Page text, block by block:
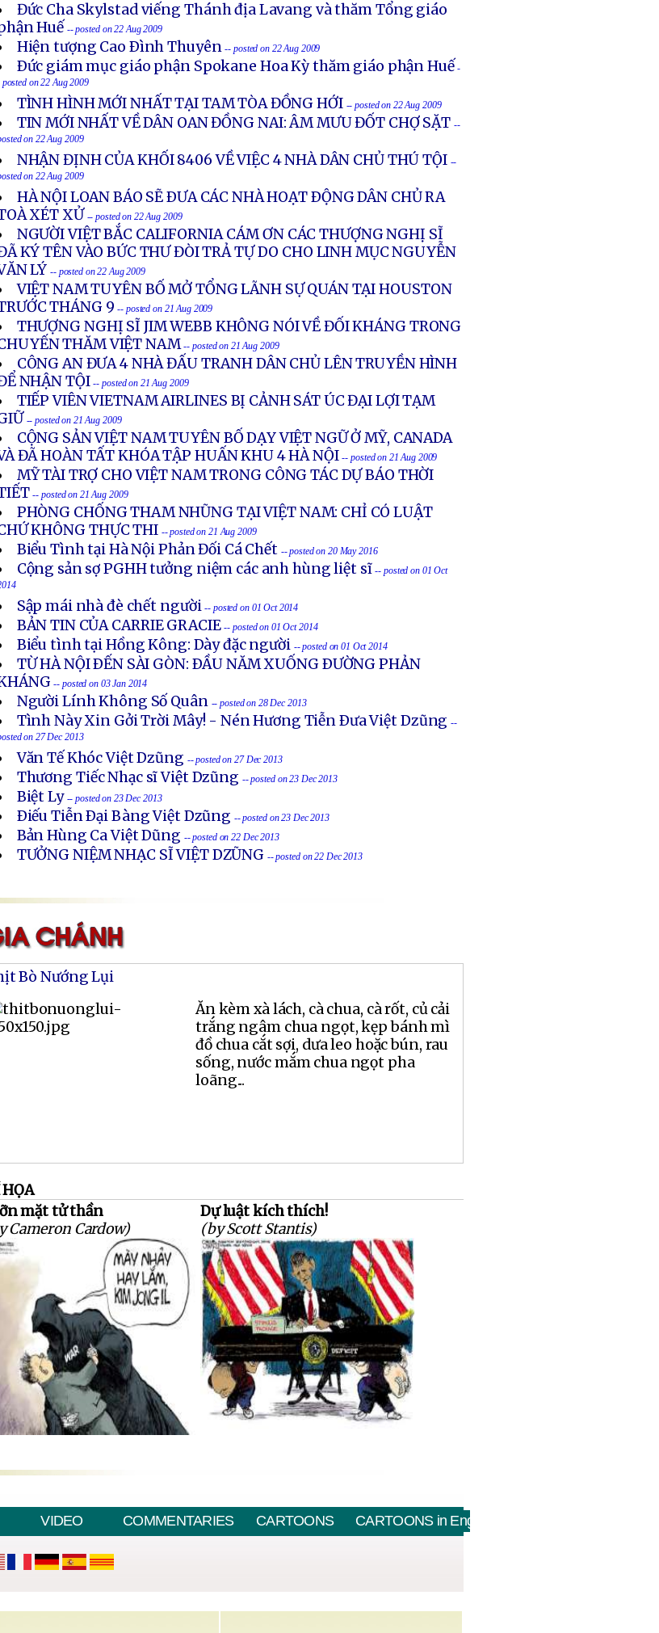
Đức Cha Skylstad viếng Thánh địa Lavang và thăm Tổng giáo
Huế -- posted on 22 Aug 2009
Hiện tượng Cao Ðình Thuyên -- posted on 22 Aug 2009
Ðức giám mục giáo phận Spokane Hoa Kỳ thăm giáo phận Huế -
on 22 Aug 2009
TÌNH HÌNH MỚI NHẤT TẠI TAM TÒA ĐỒNG HỚI -- posted on 22 Aug 2009
TIN MỚI NHẤT VỀ DÂN OAN ĐỒNG NAI: ÂM MƯU ĐỐT CHỢ SẶT --
on 22 Aug 2009
NHẬN ĐỊNH CỦA KHỐI 8406 VỀ VIỆC 4 NHÀ DÂN CHỦ THÚ TỘI --
on 22 Aug 2009
HÀ NỘI LOAN BÁO SẼ ÐƯA CÁC NHÀ HOẠT ÐỘNG DÂN CHỦ RA
XÉT XỬ -- posted on 22 Aug 2009
NGƯỜI VIỆT BẮC CALIFORNIA CÁM ƠN CÁC THƯỢNG NGHỊ SĨ
KÝ TÊN VÀO BỨC THƯ ĐÒI TRẢ TỰ DO CHO LINH MỤC NGUYỄN
LÝ -- posted on 22 Aug 2009
VIỆT NAM TUYÊN BỐ MỞ TỔNG LÃNH SỰ QUÁN TẠI HOUSTON
THÁNG 9 -- posted on 21 Aug 2009
THƯỢNG NGHỊ SĨ JIM WEBB KHÔNG NÓI VỀ ĐỐI KHÁNG TRONG
THĂM VIỆT NAM -- posted on 21 Aug 2009
CÔNG AN ĐƯA 4 NHÀ ĐẤU TRANH DÂN CHỦ LÊN TRUYỀN HÌNH
NHẬN TỘI -- posted on 21 Aug 2009
TIẾP VIÊN VIETNAM AIRLINES BỊ CẢNH SÁT ÚC ĐẠI LỢI TẠM
-- posted on 21 Aug 2009
CỘNG SẢN VIỆT NAM TUYÊN BỐ DẠY VIỆT NGỮ Ở MỸ, CANADA
ĐÃ HOÀN TẤT KHÓA TẬP HUẤN KHU 4 HÀ NỘI -- posted on 21 Aug 2009
MỸ TÀI TRỢ CHO VIỆT NAM TRONG CÔNG TÁC DỰ BÁO THỜI
-- posted on 21 Aug 2009
PHÒNG CHỐNG THAM NHŨNG TẠI VIỆT NAM: CHỈ CÓ LUẬT
KHÔNG THỰC THI -- posted on 21 Aug 2009
Biểu Tình tại Hà Nội Phản Đối Cá Chết -- posted on 20 May 2016
Cộng sản sợ PGHH tưởng niệm các anh hùng liệt sĩ -- posted on 01 Oct
Sập mái nhà đè chết người -- posted on 01 Oct 2014
BẢN TIN CỦA CARRIE GRACIE-- posted on 01 Oct 2014
Biểu tình tại Hồng Kông: Dày đặc người -- posted on 01 Oct 2014
TỪ HÀ NỘI ÐẾN SÀI GÒN: ÐẦU NĂM XUỐNG ÐƯỜNG PHẢN
-- posted on 03 Jan 2014
Người Lính Không Số Quân -- posted on 28 Dec 2013
Tình Này Xin Gởi Trời Mây! - Nén Hương Tiễn Ðưa Việt Dzũng --
on 27 Dec 2013
Văn Tế Khóc Việt Dzũng -- posted on 27 Dec 2013
Thương Tiếc Nhạc sĩ Việt Dzũng -- posted on 23 Dec 2013
Biệt Ly -- posted on 23 Dec 2013
Ðiếu Tiễn Ðại Bàng Việt Dzũng -- posted on 23 Dec 2013
Bản Hùng Ca Việt Dũng -- posted on 22 Dec 2013
TƯỞNG NIỆM NHẠC SĨ VIỆT DZŨNG -- posted on 22 Dec 2013
Bò Nướng Lụi
Ăn kèm xà lách, cà chua, cà rốt, củ cải
trắng ngâm chua ngọt, kẹp bánh mì
đồ chua cắt sợi, dưa leo hoặc bún, rau
sống, nước mắm chua ngọt pha
loãng...
mặt tử thần
Cameron Cardow)
Dự luật kích thích!
(by Scott Stantis)
VIDEO COMMENTARIES CARTOONS CARTOONS in English